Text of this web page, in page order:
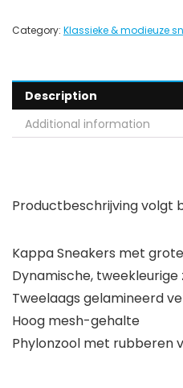
Category: Klassieke & modieuze
Description
Additional information
Productbeschrijving volgt
Kappa Sneakers met
Dynamische, tweekleurige
Tweelaags gelamineerd
Hoog mesh-gehalte
Phylonzool met rubberen